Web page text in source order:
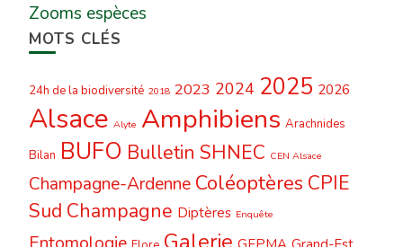
Zooms espèces
MOTS CLÉS
24h de la biodiversité 2018 2023 2024 2025 2026
Alsace Alyte Amphibiens Arachnides
Bilan BUFO Bulletin SHNEC CEN Alsace
Champagne-Ardenne Coléoptères CPIE
Sud Champagne Diptères Enquête